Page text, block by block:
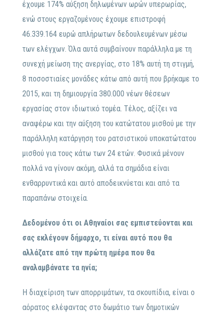
έχουμε 174% αύξηση δηλωμένων ωρών υπερωρίας,
ενώ στους εργαζομένους έχουμε επιστροφή
46.339.164 ευρώ απλήρωτων δεδουλευμένων μέσω
των ελέγχων. Όλα αυτά συμβαίνουν παράλληλα με τη
συνεχή μείωση της ανεργίας, στο 18% αυτή τη στιγμή,
8 ποσοστιαίες μονάδες κάτω από αυτή που βρήκαμε το
2015, και τη δημιουργία 380.000 νέων θέσεων
εργασίας στον ιδιωτικό τομέα. Τέλος, αξίζει να
αναφέρω και την αύξηση του κατώτατου μισθού με την
παράλληλη κατάργηση του ρατσιστικού υποκατώτατου
μισθού για τους κάτω των 24 ετών. Φυσικά μένουν
πολλά να γίνουν ακόμη, αλλά τα σημάδια είναι
ενθαρρυντικά και αυτό αποδεικνύεται και από τα
παραπάνω στοιχεία.
Δεδομένου ότι οι Αθηναίοι σας εμπιστεύονται και
σας εκλέγουν δήμαρχο, τι είναι αυτό που θα
αλλάζατε από την πρώτη ημέρα που θα
αναλαμβάνατε τα ηνία;
Η διαχείριση των απορριμάτων, τα σκουπίδια, είναι ο
αόρατος ελέφαντας στο δωμάτιο των δημοτικών